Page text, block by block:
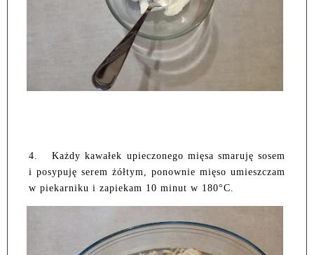
4.
Każdy kawałek upieczonego mięsa smaruję sosem
i posypuję serem żółtym, ponownie mięso umieszczam
w piekarniku i zapiekam 10 minut w 180°C.